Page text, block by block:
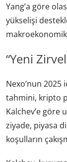
Yang’a göre
yükselişi
“Yeni
Nexo’nun
tahmini, kripto
Kalchev’e göre
ziyade, piyasa
koşulların